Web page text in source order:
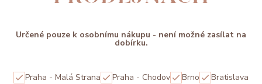
Určené pouze k osobnímu nákupu - není možné zasílat na
dobírku.
Praha - Malá Strana Praha - Chodov Brno Bratislava